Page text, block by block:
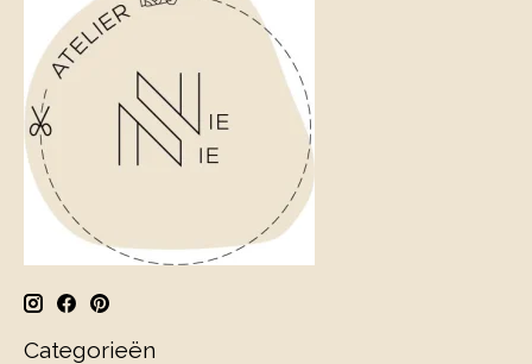
Categorieën